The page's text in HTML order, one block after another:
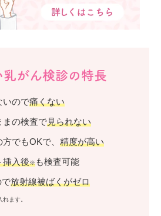
乳がん検診の特長
いので痛くない
まの検査で見られない
でもOKで、 精度が高い
挿入後※ も検査可能
で放射線被ばくがゼロ
ます。